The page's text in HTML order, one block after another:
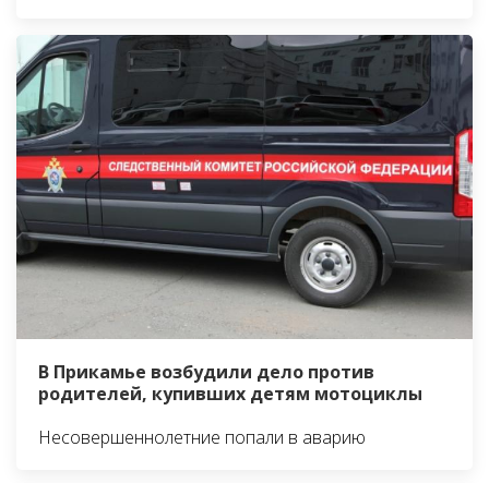
В Прикамье возбудили дело против
родителей, купивших детям мотоциклы
Несовершеннолетние попали в аварию